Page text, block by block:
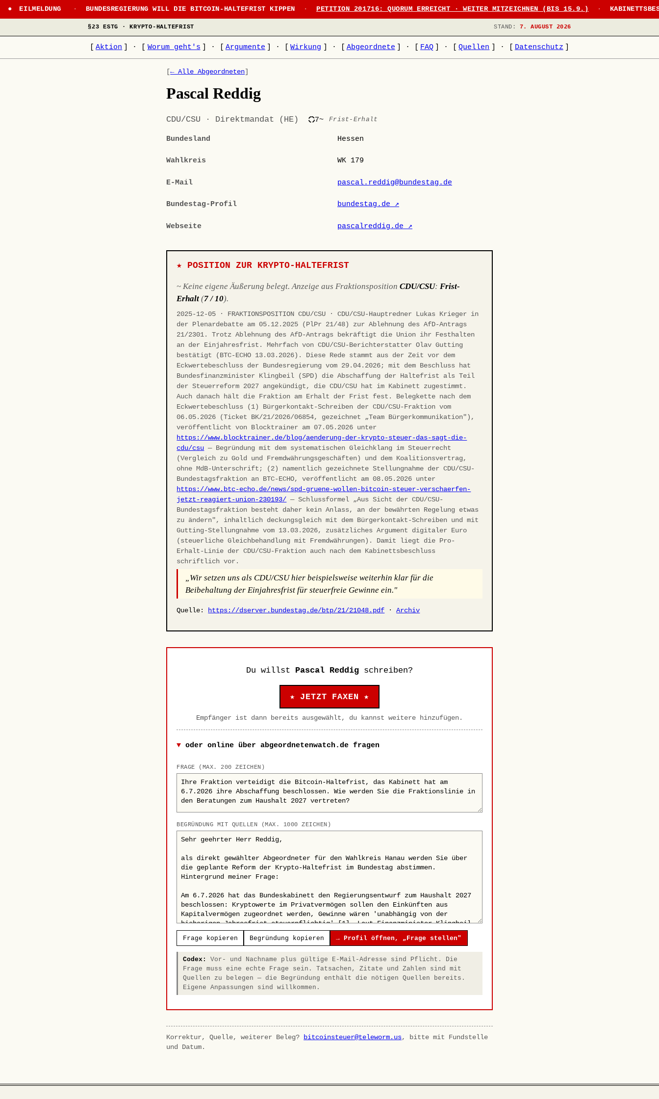
EILMELDUNG · BUNDESREGIERUNG WILL DIE BITCOIN-HALTEFRIST KIPPEN · PETITION 201716: QUORUM ERREICHT · WEITER MITZEICHNEN (BIS 15.9.) ·
§23 ESTG · KRYPTO-HALTEFRIST STAND: 7. AUGUST 2026
Aktion · Worum geht's · Argumente · Wirkung · Abgeordnete · FAQ · Quellen · Datenschutz
[← Alle Abgeordneten]
Pascal Reddig
CDU/CSU · Direktmandat (HE) 7~ Frist-Erhalt
Bundesland Hessen
Wahlkreis WK 179
E-Mail pascal.reddig@bundestag.de
Bundestag-Profil bundestag.de ↗
Webseite pascalreddig.de ↗
★ POSITION ZUR KRYPTO-HALTEFRIST
~ Keine eigene Äußerung belegt. Anzeige aus FraktionspositionCDU/CSU: Frist-
Erhalt (7 / 10).
2025-12-05 · FRAKTIONSPOSITION CDU/CSU · CDU/CSU-Hauptredner Lukas Krieger in
der Plenardebatte am 05.12.2025 (PlPr 21/48) zur Ablehnung des AfD-Antrags
21/2301. Trotz Ablehnung des AfD-Antrags bekräftigt die Union ihr Festhalten
an der Einjahresfrist. Mehrfach von CDU/CSU-Berichterstatter Olav Gutting
bestätigt (BTC-ECHO 13.03.2026). Diese Rede stammt aus der Zeit vor dem
Eckwertebeschluss der Bundesregierung vom 29.04.2026; mit dem Beschluss hat
Bundesfinanzminister Klingbeil (SPD) die Abschaffung der Haltefrist als Teil
der Steuerreform 2027 angekündigt, die CDU/CSU hat im Kabinett zugestimmt.
Auch danach hält die Fraktion am Erhalt der Frist fest. Belegkette nach dem
Eckwertebeschluss (1) Bürgerkontakt-Schreiben der CDU/CSU-Fraktion vom
06.05.2026 (Ticket BK/21/2026/06854, gezeichnet „Team Bürgerkommunikation"),
veröffentlicht von Blocktrainer am 07.05.2026 unter
https://www.blocktrainer.de/blog/aenderung-der-krypto-steuer-das-sagt-die-
cdu/csu — Begründung mit dem systematischen Gleichklang im Steuerrecht
(Vergleich zu Gold und Fremdwährungsgeschäften) und dem Koalitionsvertrag,
ohne MdB-Unterschrift; (2) namentlich gezeichnete Stellungnahme der CDU/CSU-
Bundestagsfraktion an BTC-ECHO, veröffentlicht am 08.05.2026 unter
https://www.btc-echo.de/news/spd-gruene-wollen-bitcoin-steuer-verschaerfen-
jetzt-reagiert-union-230193/ — Schlussformel „Aus Sicht der CDU/CSU-
Bundestagsfraktion besteht daher kein Anlass, an der bewährten Regelung etwas
zu ändern", inhaltlich deckungsgleich mit dem Bürgerkontakt-Schreiben und mit
Gutting-Stellungnahme vom 13.03.2026, zusätzliches Argument digitaler Euro
(steuerliche Gleichbehandlung mit Fremdwährungen). Damit liegt die Pro-
Erhalt-Linie der CDU/CSU-Fraktion auch nach dem Kabinettsbeschluss
schriftlich vor.
„Wir setzen uns als CDU/CSU hier beispielsweise weiterhin klar für die
Beibehaltung der Einjahresfrist für steuerfreie Gewinne ein."
Quelle: https://dserver.bundestag.de/btp/21/21048.pdf ·Archiv
Du willst Pascal Reddig schreiben?
★ JETZT FAXEN ★
Empfänger ist dann bereits ausgewählt, du kannst weitere hinzufügen.
oder online über abgeordnetenwatch.de fragen
FRAGE (MAX. 200 ZEICHEN)
BEGRÜNDUNG MIT QUELLEN (MAX. 1000 ZEICHEN)
Frage kopieren Begründung kopieren → Profil öffnen, „Frage stellen"
Codex:
Vor- und Nachname plus gültige E-Mail-Adresse sind Pflicht. Die
Frage muss eine echte Frage sein. Tatsachen, Zitate und Zahlen sind mit
Quellen zu belegen — die Begründung enthält die nötigen Quellen bereits.
Eigene Anpassungen sind willkommen.
Korrektur, Quelle, weiterer Beleg? bitcoinsteuer@teleworm.us, bitte mit Fundstelle
und Datum.